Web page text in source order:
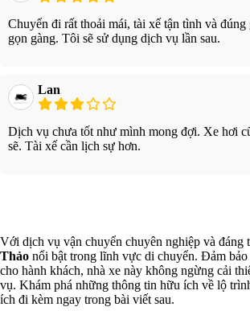
Chuyến đi rất thoải mái, tài xế tận tình và đúng
gọn gàng. Tôi sẽ sử dụng dịch vụ lần sau.
Lan
Dịch vụ chưa tốt như mình mong đợi. Xe hơi
sẽ. Tài xế cần lịch sự hơn.
Với dịch vụ vận chuyển chuyên nghiệp và đáng
Thảo nổi bật trong lĩnh vực di chuyển. Đảm bảo
cho hành khách, nhà xe này không ngừng cải
vụ. Khám phá những thông tin hữu ích về lộ
ích đi kèm ngay trong bài viết sau.